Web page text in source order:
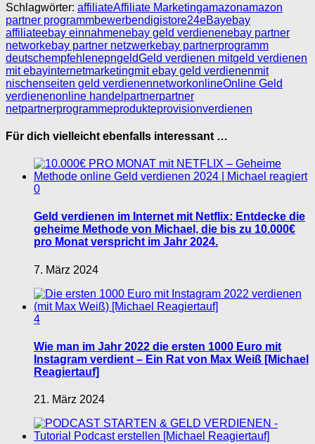
Schlagwörter: affiliateAffiliate Marketingamazonamazon
partner programmbewerbendigistore24eBayebay
affiliateebay einnahmenebay geld verdienenebay partner
networkebay partner netzwerkebay partnerprogramm
deutschempfehlenepngeldGeld verdienen mitgeld verdienen
mit ebayinternetmarketingmit ebay geld verdienenmit
nischenseiten geld verdienennetworkonlineOnline Geld
verdienenonline handel partnerpartner
netpartnerprogrammeprodukteprovisionverdienen
Für dich vielleicht ebenfalls interessant …
0
Geld verdienen im Internet mit Netflix: Entdecke die
geheime Methode von Michael, die bis zu 10.000€
pro Monat verspricht im Jahr 2024.
7. März 2024
4
Wie man im Jahr 2022 die ersten 1000 Euro mit
Instagram verdient – Ein Rat von Max Weiß [Michael
Reagiertauf]
21. März 2024